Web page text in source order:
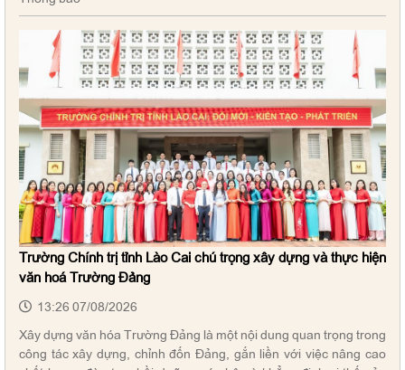
Trường Chính trị tỉnh Lào Cai chú trọng xây dựng và thực hiện
văn hoá Trường Đảng
13:26 07/08/2026
Xây dựng văn hóa Trường Đảng là một nội dung quan trọng trong
công tác xây dựng, chỉnh đốn Đảng, gắn liền với việc nâng cao